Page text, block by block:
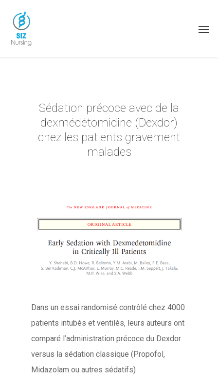
Sédation précoce avec de la
dexmédétomidine (Dexdor)
chez les patients gravement
malades
Dans un essai randomisé contrôlé chez 4000
patients intubés et ventilés, leurs auteurs ont
comparé l’administration précoce du Dexdor
versus la sédation classique (Propofol,
Midazolam ou autres sédatifs)